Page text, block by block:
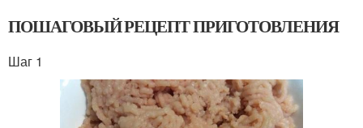
ПОШАГОВЫЙ РЕЦЕПТ ПРИГОТОВЛЕНИЯ
Шаг 1